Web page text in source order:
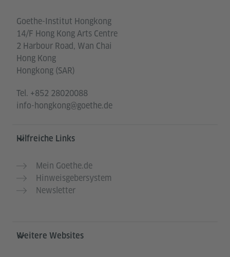
Goethe-Institut Hongkong
14/F Hong Kong Arts Centre
2 Harbour Road, Wan Chai
Hong Kong
Hongkong (SAR)
Tel. +852 28020088
info-hongkong@goethe.de
Hilfreiche Links
Mein Goethe.de
Hinweisgebersystem
Newsletter
Weitere Websites